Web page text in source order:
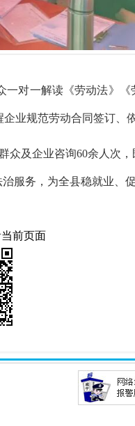
对一解读《劳动法》
业规范劳动合同签订、
众及企业咨询60余人次
服务，为全县稳就业、
前页面